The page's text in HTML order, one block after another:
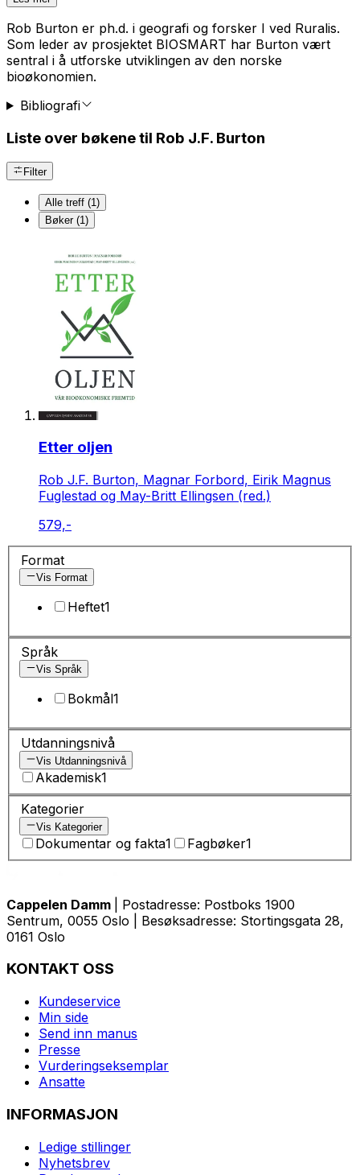
Rob Burton er ph.d. i geografi og forsker I ved Ruralis.
Som leder av prosjektet BIOSMART har Burton vært
sentral i å utforske utviklingen av den norske
bioøkonomien.
Bibliografi
Liste over bøkene til Rob J.F. Burton
Filter
Alle treff (1)
Bøker (1)
Etter oljen
Rob J.F. Burton, Magnar Forbord, Eirik Magnus
Fuglestad og May-Britt Ellingsen (red.)
579,-
Format
Vis Format
Heftet1
Språk
Vis Språk
Bokmål1
Utdanningsnivå
Vis Utdanningsnivå
Akademisk1
Kategorier
Vis Kategorier
Dokumentar og fakta1 Fagbøker1
Cappelen Damm
| Postadresse: Postboks 1900
Sentrum, 0055 Oslo | Besøksadresse: Stortingsgata 28,
0161 Oslo
KONTAKT OSS
Kundeservice
Min side
Send inn manus
Presse
Vurderingseksemplar
Ansatte
INFORMASJON
Ledige stillinger
Nyhetsbrev